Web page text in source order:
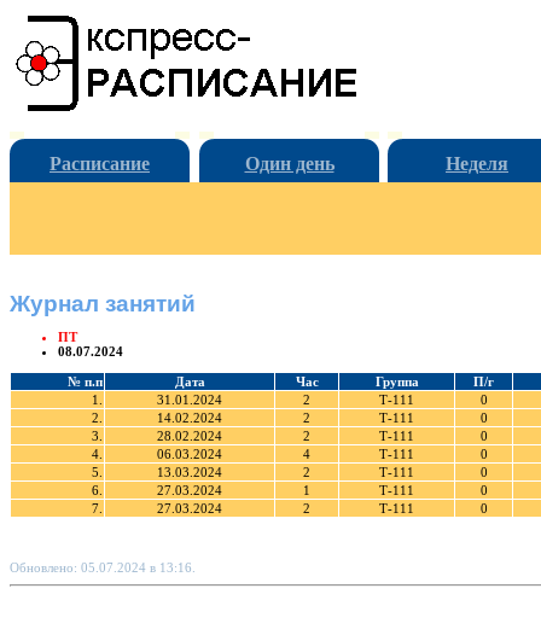
Расписание Один день Неделя
Журнал занятий
ПТ
08.07.2024
№ п.п Дата Час Группа
П/г
1.
31.01.2024 2 Т-111
0
2.
14.02.2024 2 Т-111
0
3.
28.02.2024 2 Т-111
0
4.
06.03.2024 4 Т-111
0
5.
13.03.2024 2 Т-111
0
6.
27.03.2024 1 Т-111
0
7.
27.03.2024 2 Т-111 0
Обновлено: 05.07.2024 в 13:16.